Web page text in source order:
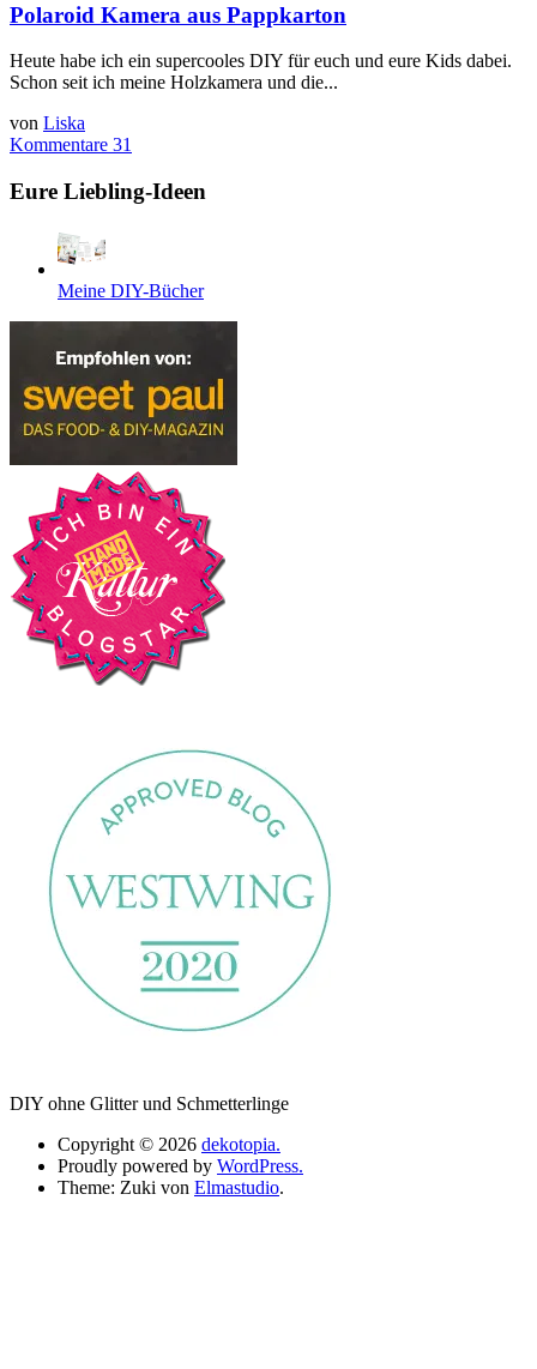
Polaroid Kamera aus Pappkarton
Heute habe ich ein supercooles DIY für euch und eure Kids dabei.
Schon seit ich meine Holzkamera und die...
von Liska
Kommentare 31
Eure Liebling-Ideen
Meine DIY-Bücher
DIY ohne Glitter und Schmetterlinge
Copyright © 2026 dekotopia.
Proudly powered by WordPress.
Theme: Zuki von Elmastudio.